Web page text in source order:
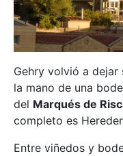
Gehry volvió a dejar
la mano de una
del Marqués de
completo es
Entre viñedos y